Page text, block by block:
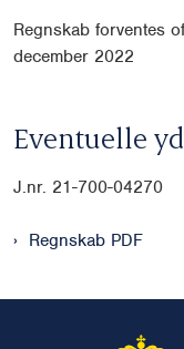
Regnskab forventes
december 2022
Eventuelle
J.nr. 21-700-04270
Regnskab PDF